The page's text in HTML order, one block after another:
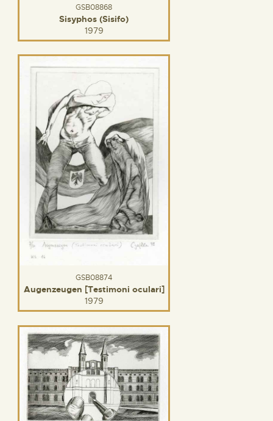
GSB08868
Sisyphos (Sisifo)
1979
GSB08874
Augenzeugen [Testimoni oculari]
1979